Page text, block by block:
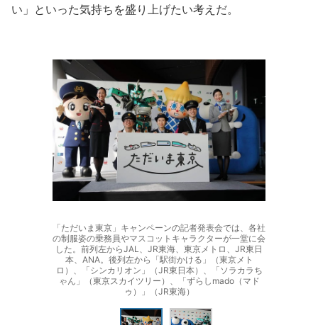
い」といった気持ちを盛り上げたい考えだ。
「ただいま東京」キャンペーンの記者発表会では、各社
の制服姿の乗務員やマスコットキャラクターが一堂に会
した。前列左からJAL、JR東海、東京メトロ、JR東日
本、ANA。後列左から「駅街かける」（東京メト
ロ）、「シンカリオン」（JR東日本）、「ソラカラち
ゃん」（東京スカイツリー）、「ずらしmado（マド
ゥ）」（JR東海）